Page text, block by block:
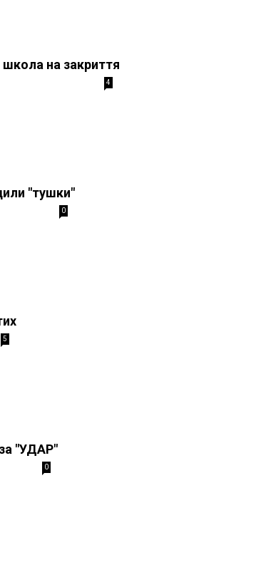
на закриття
4
"тушки"
0
5
"УДАР"
0